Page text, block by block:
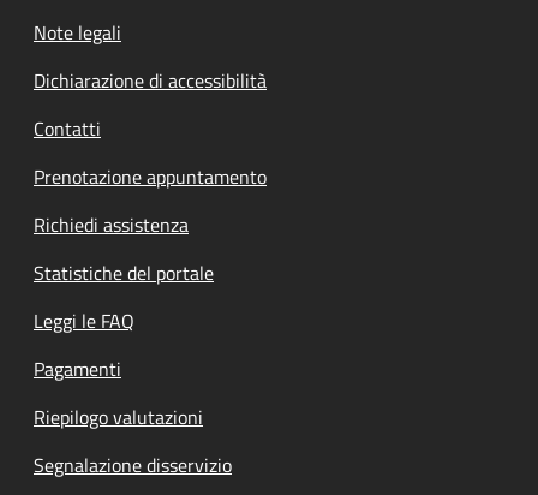
Note legali
Dichiarazione di accessibilità
Contatti
Prenotazione appuntamento
Richiedi assistenza
Statistiche del portale
Leggi le FAQ
Pagamenti
Riepilogo valutazioni
Segnalazione disservizio